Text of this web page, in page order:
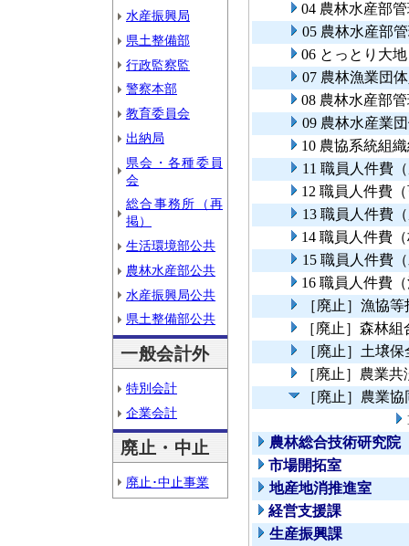
水産振興局
県土整備部
行政監察監
警察本部
教育委員会
出納局
県会・各種委員
会
総合事務所（再
掲）
生活環境部公共
農林水産部公共
水産振興局公共
県土整備部公共
一般会計外
特別会計
企業会計
廃止・中止
廃止･中止事業
04 農林水産部
05 農林水産部
06 とっとり大
07 農林漁業団
08 農林水産部
09 農林水産業
10 農協系統組
11 職員人件費
12 職員人件費
13 職員人件費
14 職員人件費
15 職員人件費
16 職員人件費
［廃止］漁協
［廃止］森林
［廃止］土壌
［廃止］農業
［廃止］農業
農林総合技術研究院
市場開拓室
地産地消推進室
経営支援課
生産振興課